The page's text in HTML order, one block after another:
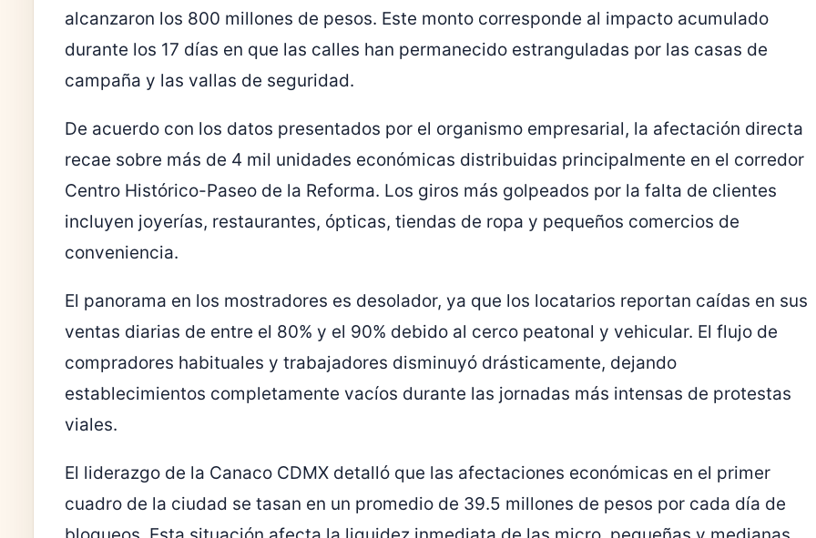
alcanzaron los 800 millones de pesos. Este monto corresponde al impacto acumulado
durante los 17 días en que las calles han permanecido estranguladas por las casas de
campaña y las vallas de seguridad.
De acuerdo con los datos presentados por el organismo empresarial, la afectación directa
recae sobre más de 4 mil unidades económicas distribuidas principalmente en el corredor
Centro Histórico-Paseo de la Reforma. Los giros más golpeados por la falta de clientes
incluyen joyerías, restaurantes, ópticas, tiendas de ropa y pequeños comercios de
conveniencia.
El panorama en los mostradores es desolador, ya que los locatarios reportan caídas en sus
ventas diarias de entre el 80% y el 90% debido al cerco peatonal y vehicular. El flujo de
compradores habituales y trabajadores disminuyó drásticamente, dejando
establecimientos completamente vacíos durante las jornadas más intensas de protestas
viales.
El liderazgo de la Canaco CDMX detalló que las afectaciones económicas en el primer
cuadro de la ciudad se tasan en un promedio de 39.5 millones de pesos por cada día de